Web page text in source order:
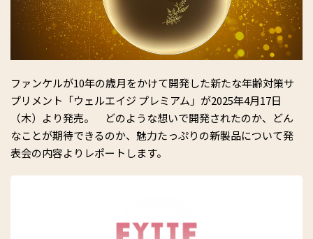
ファンケルが10年の歳月をかけて開発した新たな年齢対策サ
プリメント「ウェルエイジ プレミアム」が2025年4月17日
（木）より発売。 どのような想いで開発されたのか、どん
なことが期待できるのか、魅力たっぷりの新製品について発
表会の内容よりレポートします。